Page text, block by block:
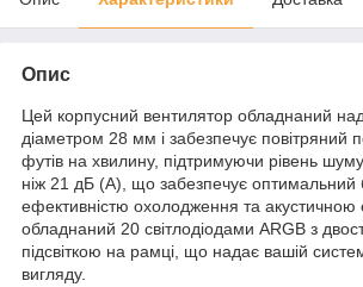
Опис
Цей корпусний вентилятор обладнаний
діаметром 28 мм і забезпечує повітряний
футів на хвилину, підтримуючи рівень
ніж 21 дБ (А), що забезпечує оптимальний
ефективністю охолодження та акустичною
обладнаний 20 світлодіодами ARGB з
підсвіткою на рамці, що надає вашій
вигляду.